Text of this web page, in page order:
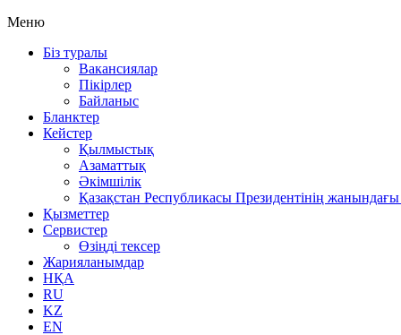
Меню
Біз туралы
Вакансиялар
Пікірлер
Байланыс
Бланктер
Кейстер
Қылмыстық
Азаматтық
Әкімшілік
Қазақстан Республикасы Президентінің
Қызметтер
Сервистер
Өзіңді тексер
Жарияланымдар
НҚА
RU
KZ
EN